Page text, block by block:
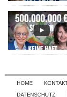
HOME
DATENSCHUTZ